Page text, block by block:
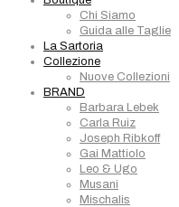
Chi Siamo
Guida alle Taglie
La Sartoria
Collezione
Nuove Collezioni
BRAND
Barbara Lebek
Carla Ruiz
Joseph Ribkoff
Gai Mattiolo
Leo & Ugo
Musani
Mischalis